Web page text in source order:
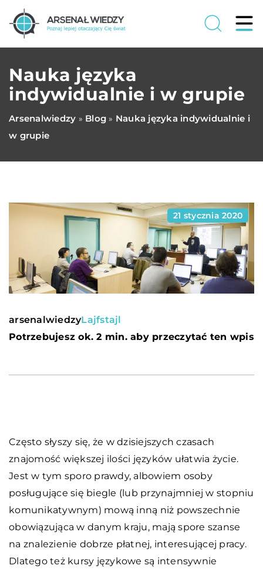
Nauka języka
indywidualnie i w grupie
Arsenalwiedzy » Blog » Nauka języka indywidualnie i
w grupie
21 stycznia 2020
arsenalwiedzyLajfstajl
Potrzebujesz ok. 2 min. aby przeczytać ten wpis
Często słyszy się, że w dzisiejszych czasach
znajomość większej ilości języków ułatwia życie.
Jest w tym sporo prawdy, albowiem osoby
posługujące się biegle (lub przynajmniej w stopniu
komunikatywnym) mową inną niż powszechnie
obowiązująca w danym kraju, mają spore szanse
na znalezienie dobrze płatnej, interesującej pracy.
Dlatego też kursy językowe są intensywnie